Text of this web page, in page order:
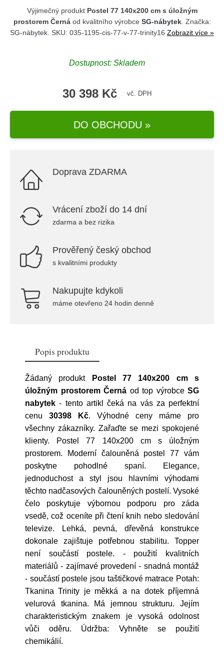
Výjimečný produkt Postel 77 140x200 cm s úložným
prostorem Černáod kvalitního výrobce SG-nábytek. Značka:
SG-nábytek . SKU: 035-1195-cis-77-v-77-trinity16 Zobrazit více »
Dostupnost: Skladem
30 398 Kč vč. DPH
DO OBCHODU »
Doprava ZDARMA
Vrácení zboží do 14 dní
zdarma a bez rizika
Prověřený český obchod
s kvalitními produkty
Nakupujte kdykoli
máme otevřeno 24 hodin denně
Popis produktu
Žádaný produkt
Postel 77 140x200 cm s
úložným prostorem Černá od top výrobce SG
nabytek - tento artikl čeká na vás za perfektní
cenu 30398 Kč. Výhodné ceny máme pro
všechny zákazníky. Zařaďte se mezi spokojené
klienty. Postel 77 140x200 cm s úložným
prostorem. Moderní čalouněná postel 77 vám
poskytne pohodlné spaní. Elegance,
jednoduchost a styl jsou hlavními výhodami
těchto nadčasových čalouněných postelí. Vysoké
čelo poskytuje výbornou podporu pro záda
vsedě, což oceníte při čtení knih nebo sledování
televize. Lehká, pevná, dřevěná konstrukce
dokonale zajištuje potřebnou stabilitu. Topper
není součástí postele. - použití kvalitních
materiálů - zajímavé provedení - snadná montáž
- součástí postele jsou taštičkové matrace Potah:
Tkanina Trinity je měkká a na dotek příjemná
velurová tkanina. Má jemnou strukturu. Jejím
charakteristickým znakem je vysoká odolnost
vůči oděru. Údržba: Vyhněte se použití
chemikálií.